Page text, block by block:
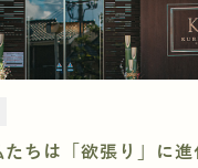
ちは「欲張り」に進